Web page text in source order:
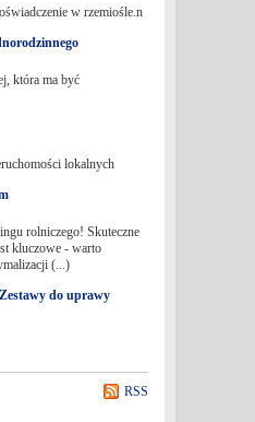
w rzemiośle.n
która ma być
lokalnych
rolniczego! Skuteczne
kluczowe - warto
(...)
do uprawy
RSS